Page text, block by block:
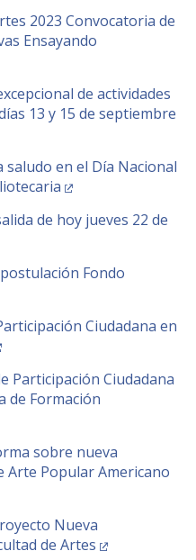
2023 Convocatoria de
Ensayando
de actividades
13 y 15 de septiembre
saludo en el Día Nacional
de hoy jueves 22 de
Fondo
Ciudadana en
Participación Ciudadana
de Formación
sobre nueva
Arte Popular Americano
Nueva
de Artes